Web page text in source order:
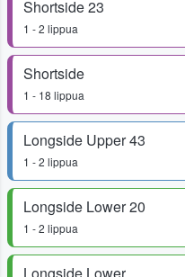
Shortside 23
1 - 2 lippua
Shortside
1 - 18 lippua
Longside Upper 43
1 - 2 lippua
Longside Lower 20
1 - 2 lippua